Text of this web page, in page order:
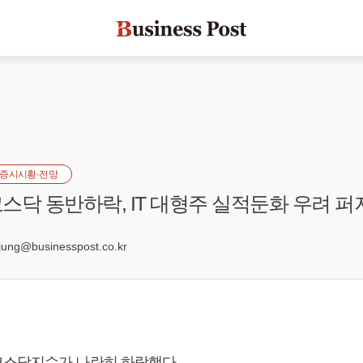
증시시황·전망
닥 동반하락, IT 대형주 실적둔화 우려 퍼